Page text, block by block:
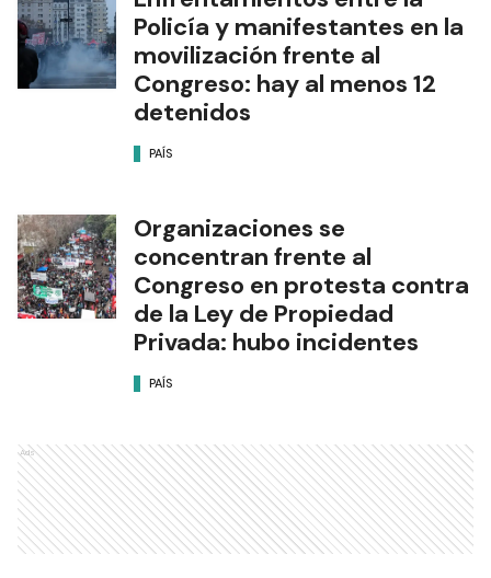
Policía y manifestantes en la
movilización frente al
Congreso: hay al menos 12
detenidos
PAÍS
Organizaciones se
concentran frente al
Congreso en protesta contra
de la Ley de Propiedad
Privada: hubo incidentes
PAÍS
Ads